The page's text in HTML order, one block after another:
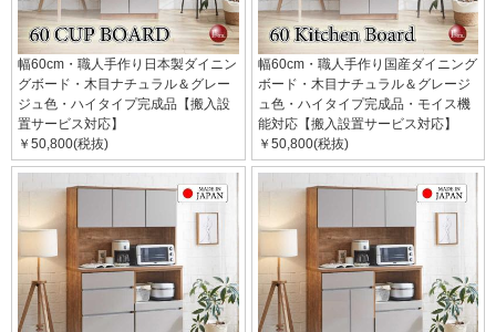
幅60cm・職人手作り日本製ダイニン
グボード・木目ナチュラル＆グレー
ジュ色・ハイタイプ完成品【搬入設
置サービス対応】
￥50,800(税抜)
幅60cm・職人手作り国産ダイニング
ボード・木目ナチュラル＆グレージ
ュ色・ハイタイプ完成品・モイス機
能対応【搬入設置サービス対応】
￥50,800(税抜)